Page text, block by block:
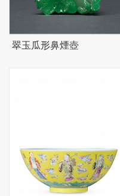
翠玉瓜形鼻煙壺